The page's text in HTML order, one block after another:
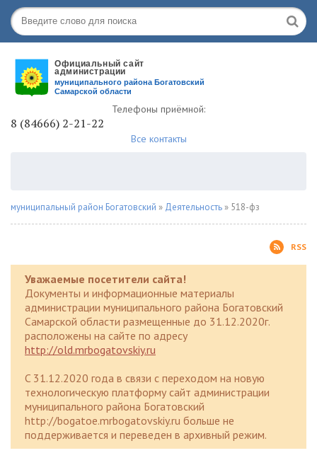
Телефоны приёмной:
8 (84666) 2-21-22
Все контакты
муниципальный район Богатовский » Деятельность » 518-фз
RSS
Уважаемые посетители сайта!
Документы и информационные материалы
администрации муниципального района Богатовский
Самарской области размещенные до 31.12.2020г.
расположены на сайте по адресу
http://old.mrbogatovskiy.ru
C 31.12.2020 года в связи с переходом на новую
технологическую платформу сайт администрации
муниципального района Богатовский
http://bogatoe.mrbogatovskiy.ru больше не
поддерживается и переведен в архивный режим.